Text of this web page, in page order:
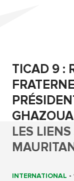
TICAD 9 :
LES
INTERNATIONAL -